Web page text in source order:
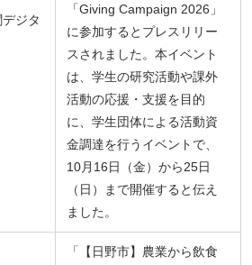
ジタ
「Giving Campaign 2026」
に参加するとプレスリリー
スされました。本イベント
は、学生の研究活動や課外
活動の応援・支援を目的
に、学生団体による活動資
金調達を行うイベントで、
10月16日（金）から25日
（日）まで開催すると伝え
ました。
「【日野市】農業から飲食